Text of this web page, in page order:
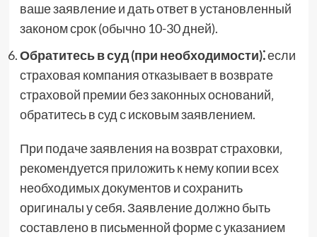
ваше заявление и дать ответ в установленный
законом срок (обычно 10-30 дней).
Обратитесь в суд (при необходимости)⁚если
страховая компания отказывает в возврате
страховой премии без законных оснований‚
обратитесь в суд с исковым заявлением.
При подаче заявления на возврат страховки‚
рекомендуется приложить к нему копии всех
необходимых документов и сохранить
оригиналы у себя. Заявление должно быть
составлено в письменной форме с указанием